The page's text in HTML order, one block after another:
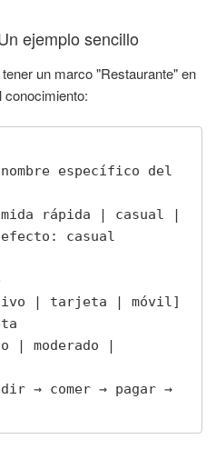
ejemplo sencillo
un marco "Restaurante" en
conocimiento:
específico del
rápida | casual |
casual
| tarjeta | móvil]
| moderado |
→ comer → pagar →